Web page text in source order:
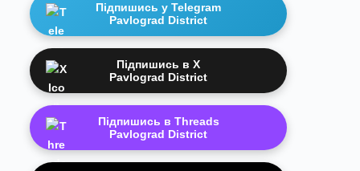
Підпишись у Telegram
Pavlograd District
Підпишись в X
Pavlograd District
Підпишись в Threads
Pavlograd District